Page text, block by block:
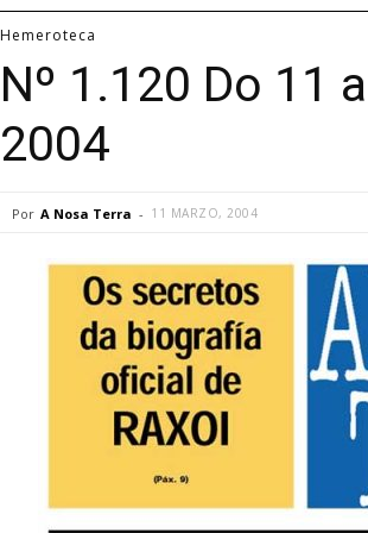
Hemeroteca
Nº 1.120 Do 11
2004
Por A Nosa Terra - 11 MARZO, 2004